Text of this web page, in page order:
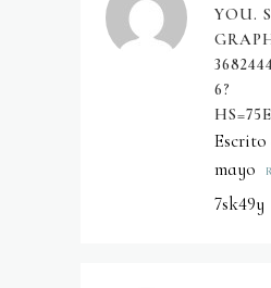
YOU.
6?
Escrito
mayo
7sk49y